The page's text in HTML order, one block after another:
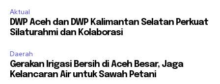
Aktual
DWP Aceh dan DWP Kalimantan Selatan Perkuat
Silaturahmi dan Kolaborasi
Daerah
Gerakan Irigasi Bersih di Aceh Besar, Jaga
Kelancaran Air untuk Sawah Petani